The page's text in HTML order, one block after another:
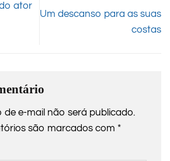
ator
Um descanso para as suas
costas
de e-mail não será publicado.
são marcados com *